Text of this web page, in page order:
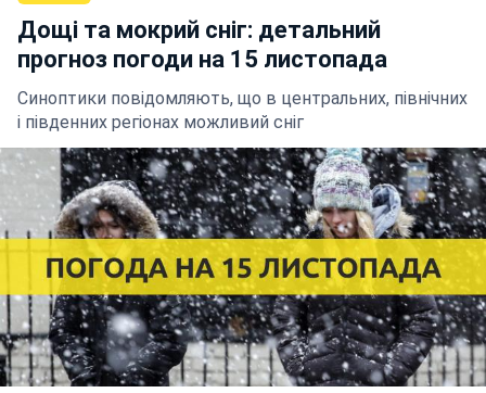
Дощі та мокрий сніг: детальний
прогноз погоди на 15 листопада
Синоптики повідомляють, що в центральних, північних
і південних регіонах можливий сніг